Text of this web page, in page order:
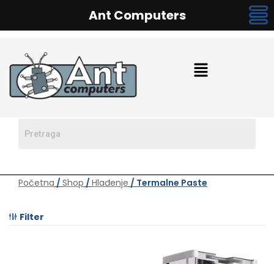
Početna / Shop / Hlađenje / Termalne Paste
Filter
Ant Computers